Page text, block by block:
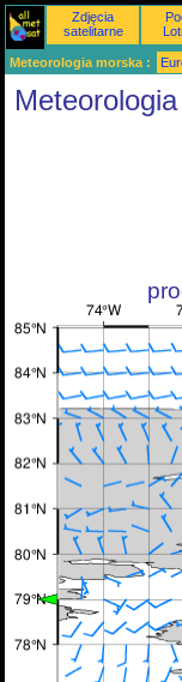
Zdjęcia
satelitarne
Meteorologia morska :